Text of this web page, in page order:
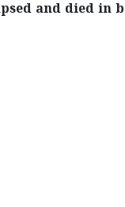
and died in